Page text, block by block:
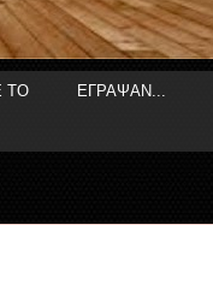
ΤΟ ΕΓΡΑΨΑΝ...